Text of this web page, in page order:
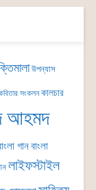
উপন্যাস
সংকলন কালচার
আহমদ
গানবাংলা
লাইফস্টাইল